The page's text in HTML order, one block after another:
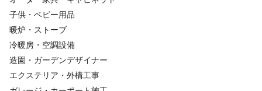
子供・ベビー用品
暖炉・ストーブ
冷暖房・空調設備
造園・ガーデンデザイナー
エクステリア・外構工事